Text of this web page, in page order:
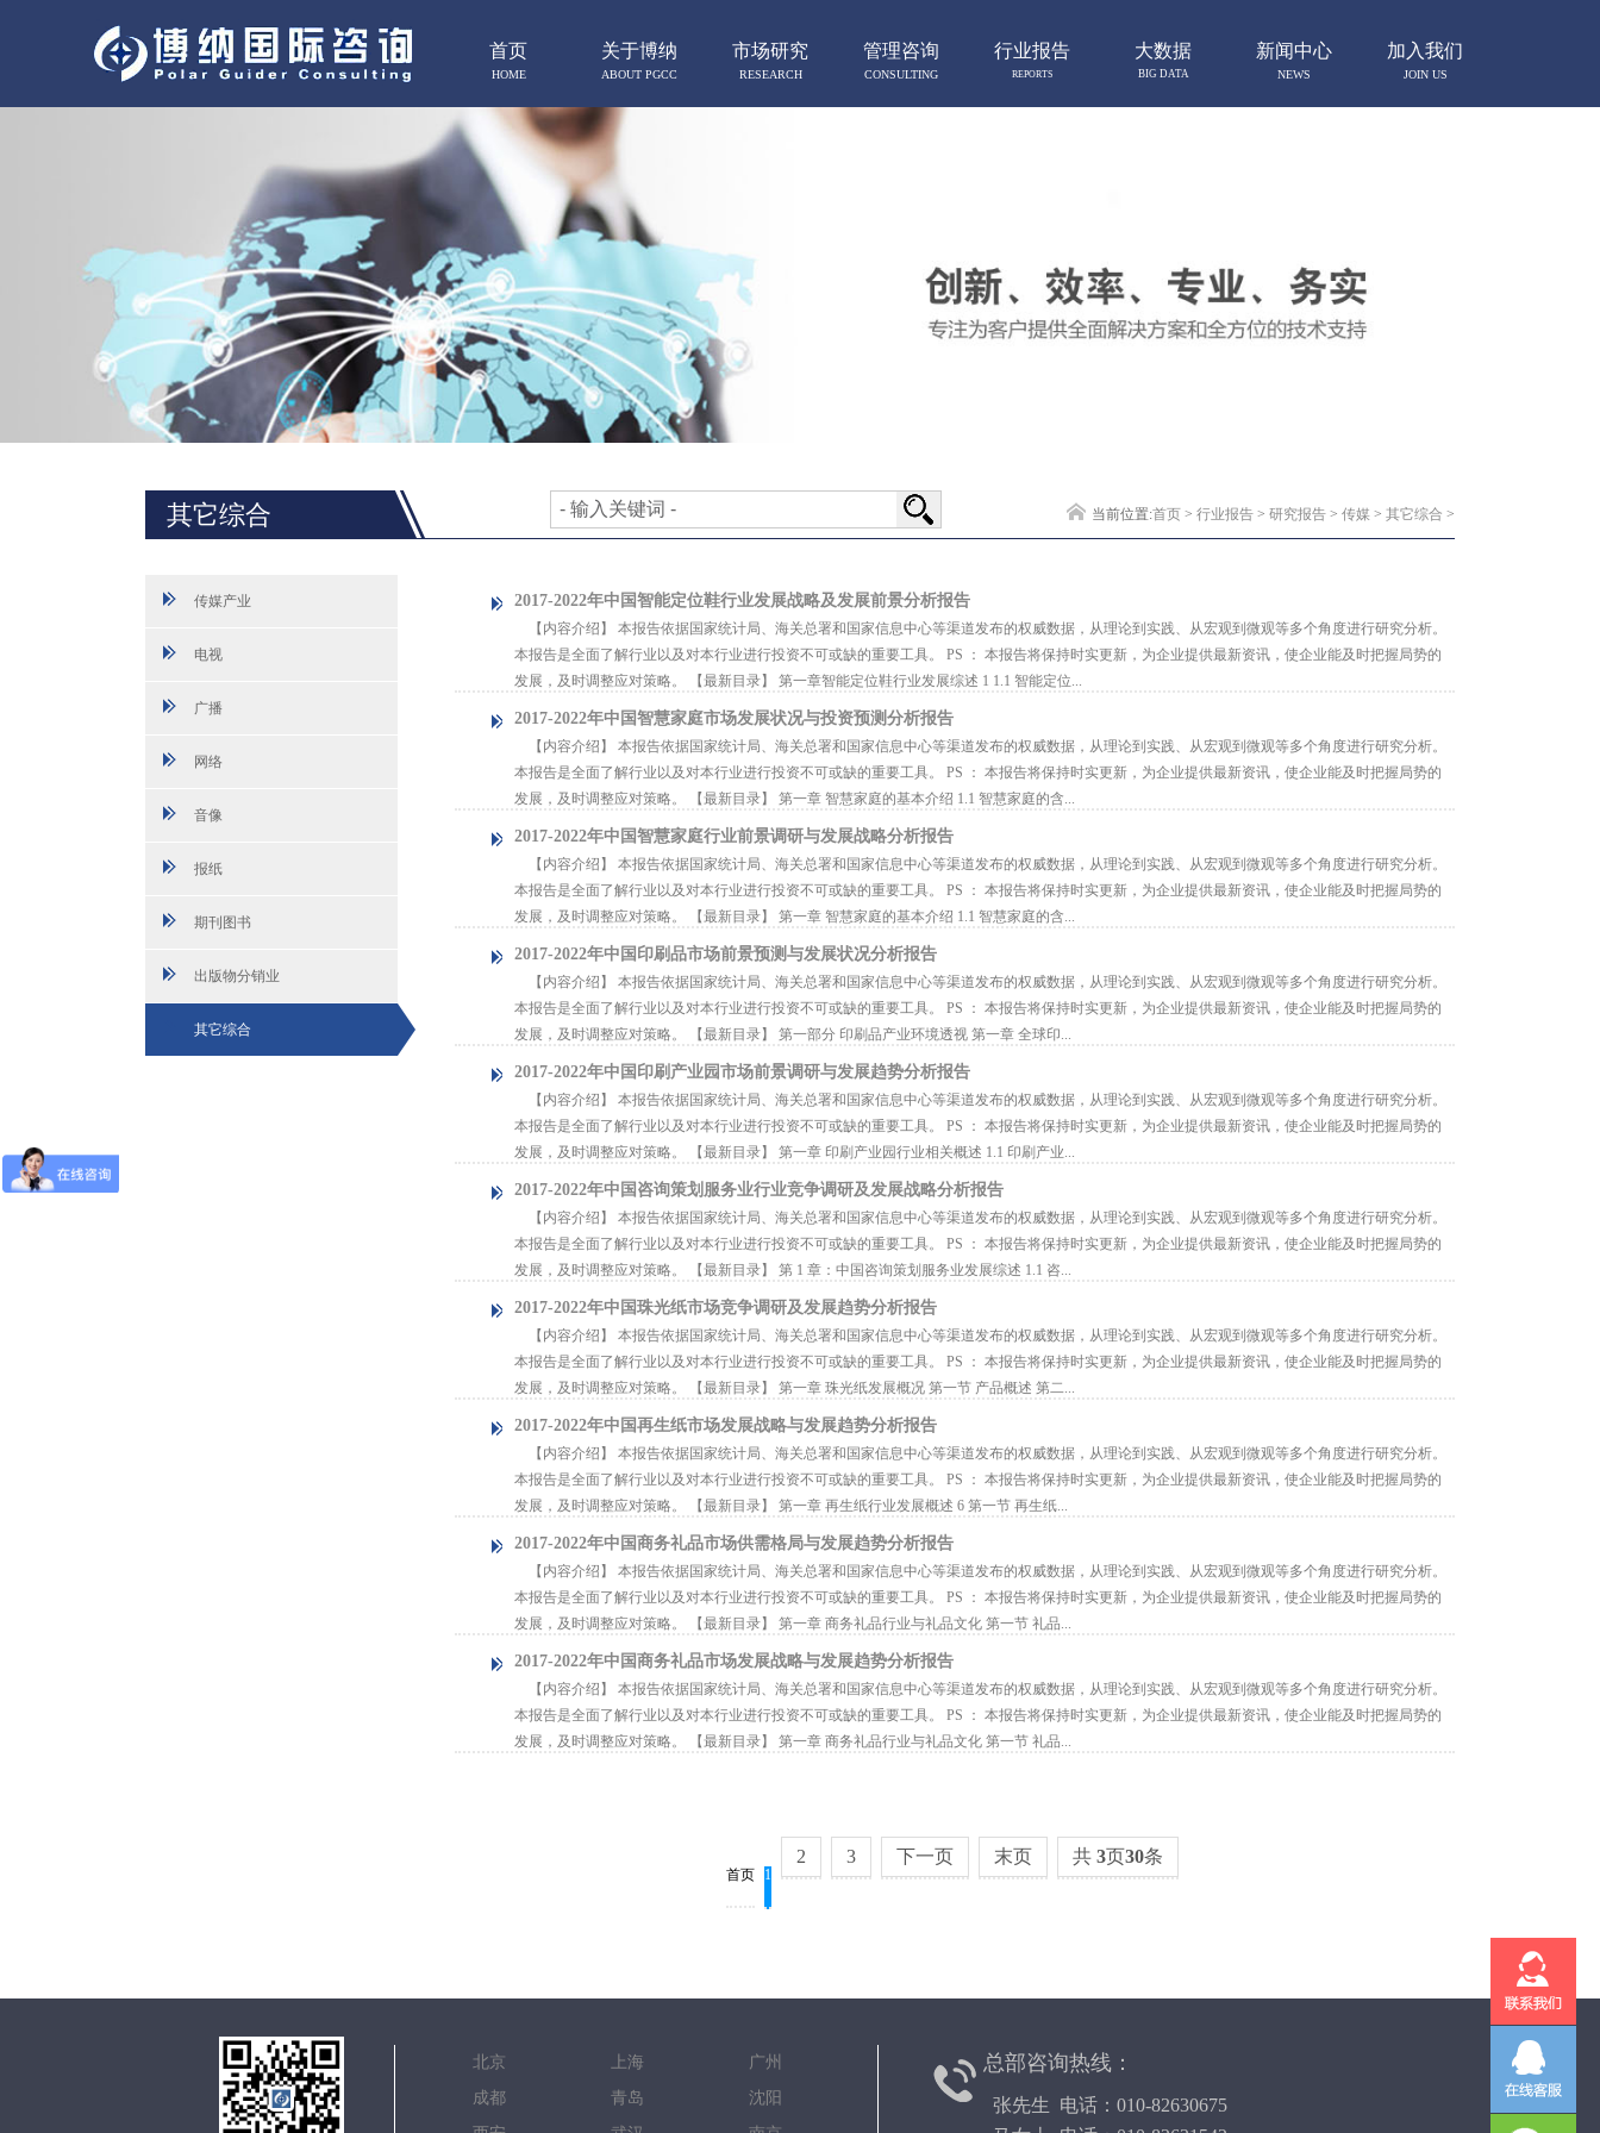
首页
HOME
关于博纳
ABOUT PGCC
市场研究
RESEARCH
管理咨询
CONSULTING
行业报告
REPORTS
大数据
BIG DATA
新闻中心
NEWS
加入我们
JOIN US
其它综合 当前位置:首页 > 行业报告 > 研究报告 > 传媒 > 其它综合 >
传媒产业
电视
广播
网络
音像
报纸
期刊图书
出版物分销业
其它综合
2017-2022年中国智能定位鞋行业发展战略及发展前景分析报告
【内容介绍】 本报告依据国家统计局、海关总署和国家信息中心等渠道发布的权威数据，从理论到实践、从宏观到微观等多个角度进行研究分析。
本报告是全面了解行业以及对本行业进行投资不可或缺的重要工具。 PS ： 本报告将保持时实更新，为企业提供最新资讯，使企业能及时把握局势的
发展，及时调整应对策略。 【最新目录】 第一章智能定位鞋行业发展综述 1 1.1 智能定位...
2017-2022年中国智慧家庭市场发展状况与投资预测分析报告
【内容介绍】 本报告依据国家统计局、海关总署和国家信息中心等渠道发布的权威数据，从理论到实践、从宏观到微观等多个角度进行研究分析。
本报告是全面了解行业以及对本行业进行投资不可或缺的重要工具。 PS ： 本报告将保持时实更新，为企业提供最新资讯，使企业能及时把握局势的
发展，及时调整应对策略。 【最新目录】 第一章 智慧家庭的基本介绍 1.1 智慧家庭的含...
2017-2022年中国智慧家庭行业前景调研与发展战略分析报告
【内容介绍】 本报告依据国家统计局、海关总署和国家信息中心等渠道发布的权威数据，从理论到实践、从宏观到微观等多个角度进行研究分析。
本报告是全面了解行业以及对本行业进行投资不可或缺的重要工具。 PS ： 本报告将保持时实更新，为企业提供最新资讯，使企业能及时把握局势的
发展，及时调整应对策略。 【最新目录】 第一章 智慧家庭的基本介绍 1.1 智慧家庭的含...
2017-2022年中国印刷品市场前景预测与发展状况分析报告
【内容介绍】 本报告依据国家统计局、海关总署和国家信息中心等渠道发布的权威数据，从理论到实践、从宏观到微观等多个角度进行研究分析。
本报告是全面了解行业以及对本行业进行投资不可或缺的重要工具。 PS ： 本报告将保持时实更新，为企业提供最新资讯，使企业能及时把握局势的
发展，及时调整应对策略。 【最新目录】 第一部分 印刷品产业环境透视 第一章 全球印...
2017-2022年中国印刷产业园市场前景调研与发展趋势分析报告
【内容介绍】 本报告依据国家统计局、海关总署和国家信息中心等渠道发布的权威数据，从理论到实践、从宏观到微观等多个角度进行研究分析。
本报告是全面了解行业以及对本行业进行投资不可或缺的重要工具。 PS ： 本报告将保持时实更新，为企业提供最新资讯，使企业能及时把握局势的
发展，及时调整应对策略。 【最新目录】 第一章 印刷产业园行业相关概述 1.1 印刷产业...
2017-2022年中国咨询策划服务业行业竞争调研及发展战略分析报告
【内容介绍】 本报告依据国家统计局、海关总署和国家信息中心等渠道发布的权威数据，从理论到实践、从宏观到微观等多个角度进行研究分析。
本报告是全面了解行业以及对本行业进行投资不可或缺的重要工具。 PS ： 本报告将保持时实更新，为企业提供最新资讯，使企业能及时把握局势的
发展，及时调整应对策略。 【最新目录】 第 1 章：中国咨询策划服务业发展综述 1.1 咨...
2017-2022年中国珠光纸市场竞争调研及发展趋势分析报告
【内容介绍】 本报告依据国家统计局、海关总署和国家信息中心等渠道发布的权威数据，从理论到实践、从宏观到微观等多个角度进行研究分析。
本报告是全面了解行业以及对本行业进行投资不可或缺的重要工具。 PS ： 本报告将保持时实更新，为企业提供最新资讯，使企业能及时把握局势的
发展，及时调整应对策略。 【最新目录】 第一章 珠光纸发展概况 第一节 产品概述 第二...
2017-2022年中国再生纸市场发展战略与发展趋势分析报告
【内容介绍】 本报告依据国家统计局、海关总署和国家信息中心等渠道发布的权威数据，从理论到实践、从宏观到微观等多个角度进行研究分析。
本报告是全面了解行业以及对本行业进行投资不可或缺的重要工具。 PS ： 本报告将保持时实更新，为企业提供最新资讯，使企业能及时把握局势的
发展，及时调整应对策略。 【最新目录】 第一章 再生纸行业发展概述 6 第一节 再生纸...
2017-2022年中国商务礼品市场供需格局与发展趋势分析报告
【内容介绍】 本报告依据国家统计局、海关总署和国家信息中心等渠道发布的权威数据，从理论到实践、从宏观到微观等多个角度进行研究分析。
本报告是全面了解行业以及对本行业进行投资不可或缺的重要工具。 PS ： 本报告将保持时实更新，为企业提供最新资讯，使企业能及时把握局势的
发展，及时调整应对策略。 【最新目录】 第一章 商务礼品行业与礼品文化 第一节 礼品...
2017-2022年中国商务礼品市场发展战略与发展趋势分析报告
【内容介绍】 本报告依据国家统计局、海关总署和国家信息中心等渠道发布的权威数据，从理论到实践、从宏观到微观等多个角度进行研究分析。
本报告是全面了解行业以及对本行业进行投资不可或缺的重要工具。 PS ： 本报告将保持时实更新，为企业提供最新资讯，使企业能及时把握局势的
发展，及时调整应对策略。 【最新目录】 第一章 商务礼品行业与礼品文化 第一节 礼品...
首页 1
2 3 下一页 末页 共 3页30条
北京 上海 广州
成都 青岛 沈阳
总部咨询热线：
张先生 电话：010-82630675